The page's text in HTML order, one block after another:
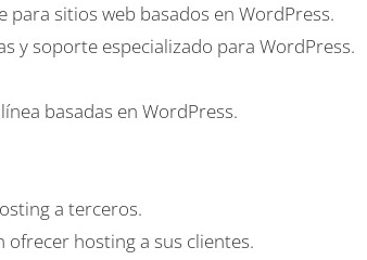
sitios web basados en WordPress.
y soporte especializado para WordPress.
basadas en WordPress.
a terceros.
hosting a sus clientes.